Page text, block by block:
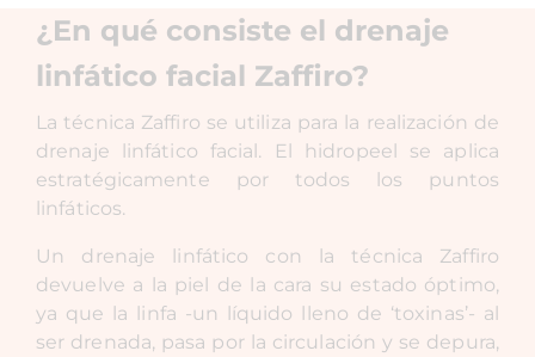
¿En qué consiste el drenaje
linfático facial Zaffiro?
La técnica Zaffiro se utiliza para la realización de
drenaje linfático facial. El hidropeel se aplica
estratégicamente por todos los puntos
linfáticos.
Un drenaje linfático con la técnica Zaffiro
devuelve a la piel de la cara su estado óptimo,
ya que la linfa -un líquido lleno de ‘toxinas’- al
ser drenada, pasa por la circulación y se depura,